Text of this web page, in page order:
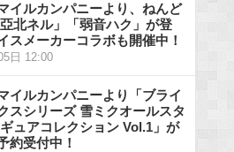
イルカンパニーより、ねんど
北ネル」「弱音ハク」が登
スメーカーコラボも開催中！
日 12:00
イルカンパニーより「ブライ
スシリーズ 雪ミクオールスタ
ュアコレクション Vol.1」が
約受付中！